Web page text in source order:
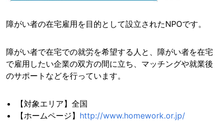
障がい者の在宅雇用を目的として設立されたNPOです。
障がい者で在宅での就労を希望する人と、障がい者を在宅
で雇用したい企業の双方の間に立ち、マッチングや就業後
のサポートなどを行っています。
【対象エリア】全国
【ホームページ】 http://www.homework.or.jp/